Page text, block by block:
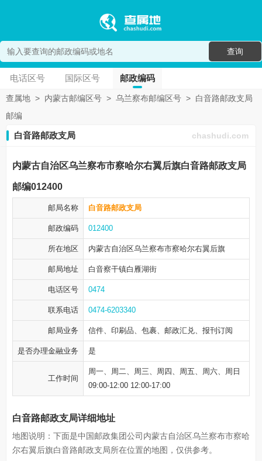
查询
电话区号 国际区号 邮政编码
查属地 > 内蒙古邮编区号 > 乌兰察布邮编区号 > 白音路邮政支局
邮编
白音路邮政支局 chashudi.com
内蒙古自治区乌兰察布市察哈尔右翼后旗白音路邮政支局
邮编012400
邮局名称 白音路邮政支局
邮政编码 012400
所在地区 内蒙古自治区乌兰察布市察哈尔右翼后旗
邮局地址 白音察干镇白雁湖街
电话区号 0474
联系电话 0474-6203340
邮局业务 信件、印刷品、包裹、邮政汇兑、报刊订阅
是否办理金融业务 是
工作时间
周一、周二、周三、周四、周五、周六、周日
09:00-12:00 12:00-17:00
白音路邮政支局详细地址
地图说明：下面是中国邮政集团公司内蒙古自治区乌兰察布市察哈
尔右翼后旗白音路邮政支局所在位置的地图，仅供参考。